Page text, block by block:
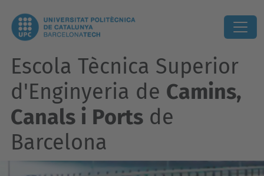
Escola Tècnica Superior
d'Enginyeria de Camins,
Canals i Ports de
Barcelona